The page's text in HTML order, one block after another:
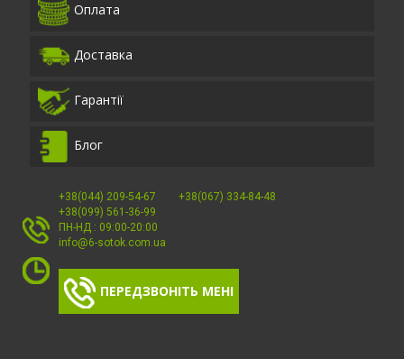
Оплата
Доставка
Гарантії
Блог
+38(044) 209-54-67
+38(067) 334-84-48
+38(099) 561-36-99
ПН-НД : 09:00-20:00
info@6-sotok.com.ua
ПЕРЕДЗВОНІТЬ МЕНІ